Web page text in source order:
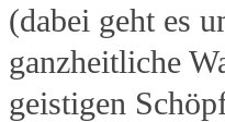
(dabei geht es
ganzheitliche
geistigen